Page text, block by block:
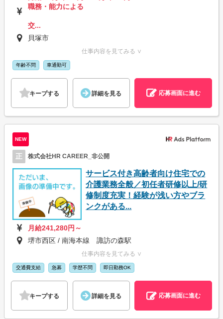
職務・能力による
交...
貝塚市
仕事内容を見てみる ∨
年齢不問 車通勤可
キープする 詳細を見る 応募画面に進む
NEW
正 株式会社HR CAREER_非公開
サービス付き高齢者向け住宅での
介護業務全般／初任者研修以上/研
修制度充実！経験が浅い方やブラ
ンクがある...
月給241,280円～
堺市西区 / 南海本線 諏訪の森駅
仕事内容を見てみる ∨
交通費支給 急募 学歴不問 即日勤務OK
キープする 詳細を見る 応募画面に進む